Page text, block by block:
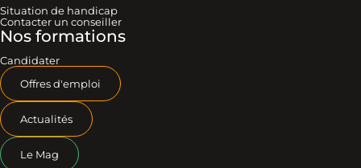
Situation de handicap
Contacter un conseiller
Nos formations
Candidater
Offres d'emploi
Actualités
Le Mag